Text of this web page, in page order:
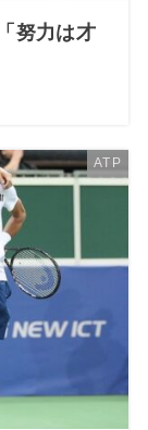
努力は才
ATP